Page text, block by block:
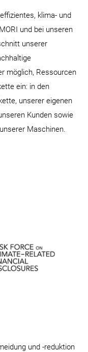
klima- und
und bei unseren
unserer
möglich, Ressourcen
ein: in den
unserer eigenen
Kunden sowie
Maschinen.
und -reduktion